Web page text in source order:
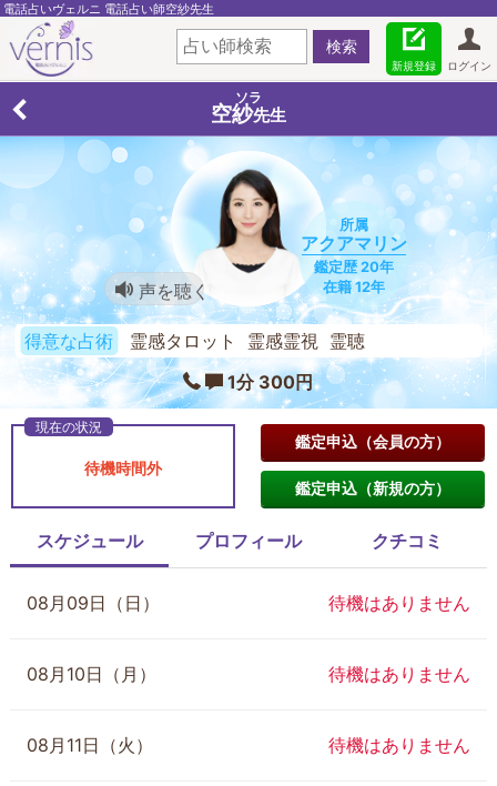
電話占いヴェルニ 電話占い師空紗先生
ログイン
新規登録
ソラ
空紗先生
所属
アクアマリン
鑑定歴 20年
在籍 12年
声を聴く
得意な占術
霊感タロット 霊感霊視 霊聴
1分 300円
待機時間外
鑑定申込（会員の方）
鑑定申込（新規の方）
スケジュール プロフィール クチコミ
08月09日（日） 待機はありません
08月10日（月） 待機はありません
08月11日（火） 待機はありません